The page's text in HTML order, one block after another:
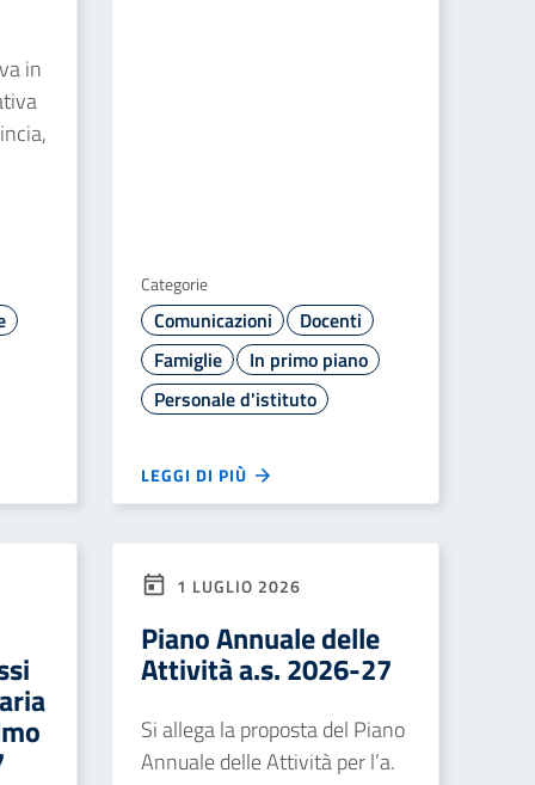
in
Categorie
Comunicazioni
Docenti
Famiglie
In primo piano
Personale d'istituto
LEGGI DI PIÙ
1 LUGLIO 2026
Piano Annuale delle
Attività a.s. 2026-27
Si allega la proposta del Piano
Annuale delle Attività per l’a.